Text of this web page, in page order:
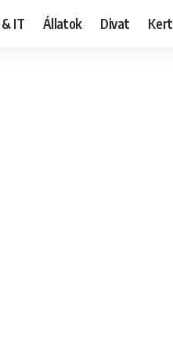
IT Állatok Divat Kert